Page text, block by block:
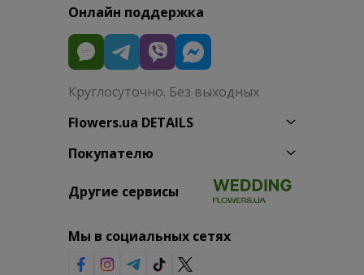
Онлайн поддержка
Круглосуточно. Без выходных
Flowers.ua DETAILS
Покупателю
Другие сервисы
Мы в социальных сетях